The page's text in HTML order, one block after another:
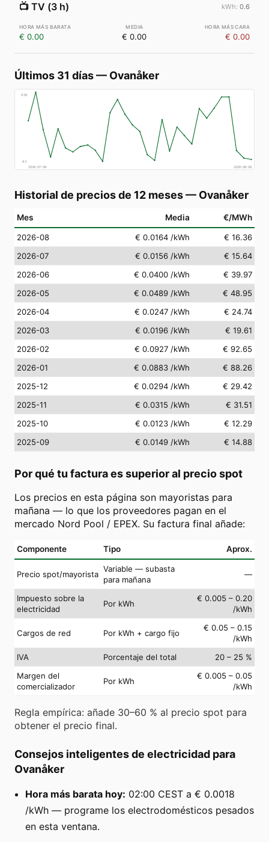
📺 TV (3 h) 0.6
€ 0.00 € 0.00 € 0.00
Últimos 31 días— Ovanåker
€28
€3
2026-07-09
2026-08-08
Historial de precios de 12 meses— Ovanåker
Mes Media €/MWh
2026-08 € 0.0164 /kWh
€ 16.36
2026-07
€ 0.0156 /kWh
€ 15.64
2026-06
€ 0.0400 /kWh
€ 39.97
2026-05
€ 0.0489 /kWh
€ 48.95
2026-04
€ 0.0247 /kWh
€ 24.74
2026-03
€ 0.0196 /kWh
€ 19.61
2026-02
€ 0.0927 /kWh
€ 92.65
2026-01
€ 0.0883 /kWh
€ 88.26
2025-12
€ 0.0294 /kWh
€ 29.42
2025-11
€ 0.0315 /kWh
€ 31.51
2025-10
€ 0.0123 /kWh
€ 12.29
2025-09
€ 0.0149 /kWh € 14.88
Por qué tu factura es superior al precio spot
Los precios en esta página son mayoristas para
mañana — lo que los proveedores pagan en el
mercado Nord Pool / EPEX. Su factura final añade:
Componente Tipo Aprox.
Precio spot/mayorista
Variable — subasta
para mañana
—
Impuesto sobre la
electricidad
Por kWh
€ 0.005 – 0.20
/kWh
Cargos de red Por kWh + cargo fijo
€ 0.05 – 0.15
/kWh
IVA
Porcentaje del total
20 – 25 %
Margen del
comercializador
Por kWh
€ 0.005 – 0.05
/kWh
Regla empírica: añade 30–60 % al precio spot para
obtener el precio final.
Consejos inteligentes de electricidad para
Ovanåker
Hora más barata hoy: 02:00 CEST a € 0.0018
/kWh — programe los electrodomésticos pesados
en esta ventana.